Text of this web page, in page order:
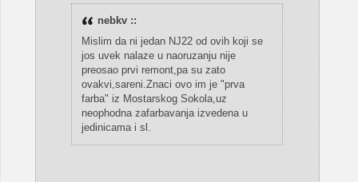
nebkv ::
Mislim da ni jedan NJ22 od ovih koji se
jos uvek nalaze u naoruzanju nije
preosao prvi remont,pa su zato
ovakvi,sareni.Znaci ovo im je "prva
farba" iz Mostarskog Sokola,uz
neophodna zafarbavanja izvedena u
jedinicama i sl.